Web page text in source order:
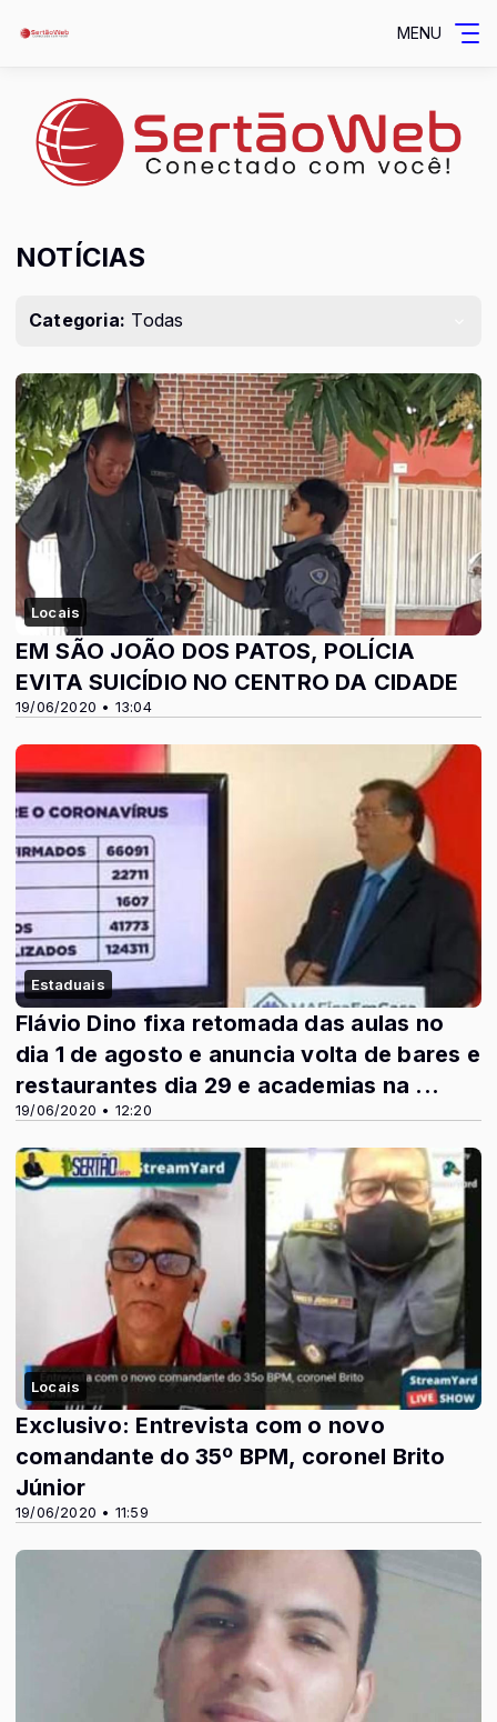
MENU
NOTÍCIAS
Categoria: Todas
Locais
19/06/2020 • 13:04
EM SÃO JOÃO DOS PATOS, POLÍCIA
EVITA SUICÍDIO NO CENTRO DA CIDADE
Estaduais
19/06/2020 • 12:20
Flávio Dino fixa retomada das aulas no
dia 1 de agosto e anuncia volta de bares e
restaurantes dia 29 e academias na ...
Locais
19/06/2020 • 11:59
Exclusivo: Entrevista com o novo
comandante do 35º BPM, coronel Brito
Júnior